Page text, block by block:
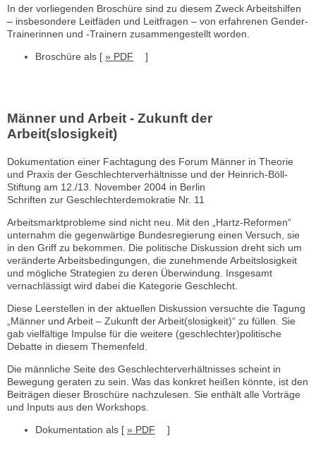
In der vorliegenden Broschüre sind zu diesem Zweck Arbeitshilfen
– insbesondere Leitfäden und Leitfragen – von erfahrenen Gender-
Trainerinnen und -Trainern zusammengestellt worden.
Broschüre als [ » PDF ]
Männer und Arbeit - Zukunft der
Arbeit(slosigkeit)
Dokumentation einer Fachtagung des Forum Männer in Theorie
und Praxis der Geschlechterverhältnisse und der Heinrich-Böll-
Stiftung am 12./13. November 2004 in Berlin
Schriften zur Geschlechterdemokratie Nr. 11
Arbeitsmarktprobleme sind nicht neu. Mit den „Hartz-Reformen“
unternahm die gegenwärtige Bundesregierung einen Versuch, sie
in den Griff zu bekommen. Die politische Diskussion dreht sich um
veränderte Arbeitsbedingungen, die zunehmende Arbeitslosigkeit
und mögliche Strategien zu deren Überwindung. Insgesamt
vernachlässigt wird dabei die Kategorie Geschlecht.
Diese Leerstellen in der aktuellen Diskussion versuchte die Tagung
„Männer und Arbeit – Zukunft der Arbeit(slosigkeit)“ zu füllen. Sie
gab vielfältige Impulse für die weitere (geschlechter)politische
Debatte in diesem Themenfeld.
Die männliche Seite des Geschlechterverhältnisses scheint in
Bewegung geraten zu sein. Was das konkret heißen könnte, ist den
Beiträgen dieser Broschüre nachzulesen. Sie enthält alle Vorträge
und Inputs aus den Workshops.
Dokumentation als [ » PDF ]